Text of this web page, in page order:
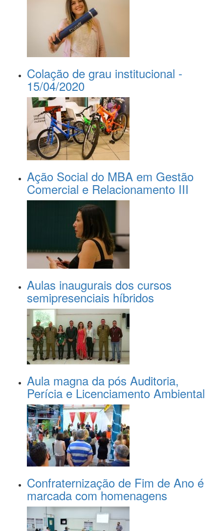
Colação de grau institucional -
15/04/2020
Ação Social do MBA em Gestão
Comercial e Relacionamento III
Aulas inaugurais dos cursos
semipresenciais híbridos
Aula magna da pós Auditoria,
Perícia e Licenciamento Ambiental
Confraternização de Fim de Ano é
marcada com homenagens